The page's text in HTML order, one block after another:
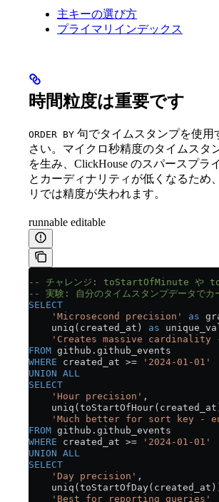
主キーの選び方
プライマリインデックス
時間粒度は重要です
ORDER BY 句でタイムスタンプを使
さい。マイクロ秒精度のタイムスタ
を生み、ClickHouse のスパースプ
とカーディナリティが低くなるため
リでは精度が失われます。
runnable editable
-- チャレンジ: toStartOfMinute や
-- 実験: 自分のタイムスタンプデータでカ
SELECT
    'Microsecond precision'
as
    uniq(created_at)
as
'Creates massive cardinality
FROM github . github_events
WHERE created_at >= '2024-01-01'
UNION ALL
SELECT
    'Hour precision'
,
'Much better for sort key -
FROM github . github_events
WHERE created_at >= '2024-01-01'
UNION ALL
SELECT
    'Day precision'
,
    'Best for reporting queries'